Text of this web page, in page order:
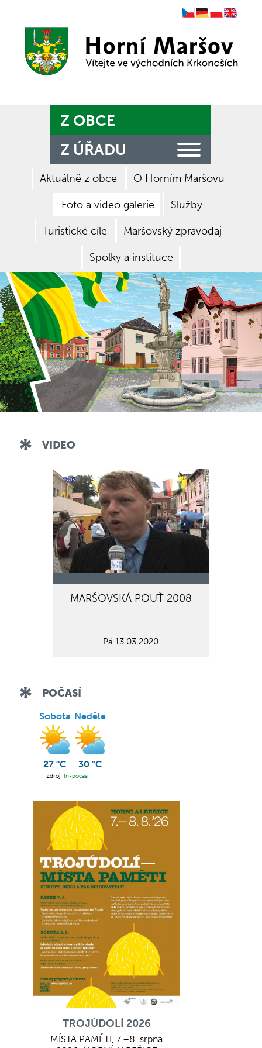
Zpět na titulní stranu
Z OBCE
Z ÚŘADU
Aktuálně z obce O Horním Maršovu
Foto a video galerie Služby
Turistické cíle Maršovský zpravodaj
Spolky a instituce
VIDEO
MARŠOVSKÁ POUŤ 2008
Pá 13.03.2020
POČASÍ
Sobota
27 °C
Neděle
30 °C
Zdroj: In-počasí
TROJÚDOLÍ 2026
MÍSTA PAMĚTI, 7.–8. srpna